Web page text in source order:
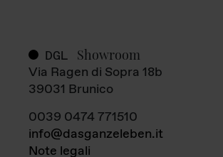
DGL Showroom
Via Ragen di Sopra 18b
39031 Brunico
0039 0474 771510
info@dasganzeleben.it
Note legali